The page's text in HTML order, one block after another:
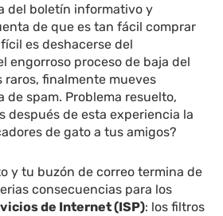
del boletín informativo y
de que es tan fácil comprar
es deshacerse del
engorroso proceso de baja del
finalmente mueves
de spam. Problema resuelto,
después de esta experiencia la
de gato a tus amigos?
y tu buzón de correo termina de
consecuencias para los
de Internet (ISP): los filtros